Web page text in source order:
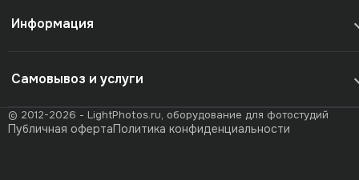
Информация
Самовывоз и услуги
© 2012-2026 - LightPhotos.ru, оборудование для фотостудий
Публичная офертаПолитика конфиденциальности